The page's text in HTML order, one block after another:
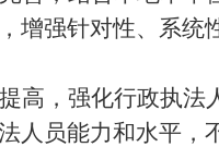
增强针对性、系统
高，强化行政执
人员能力和水平，